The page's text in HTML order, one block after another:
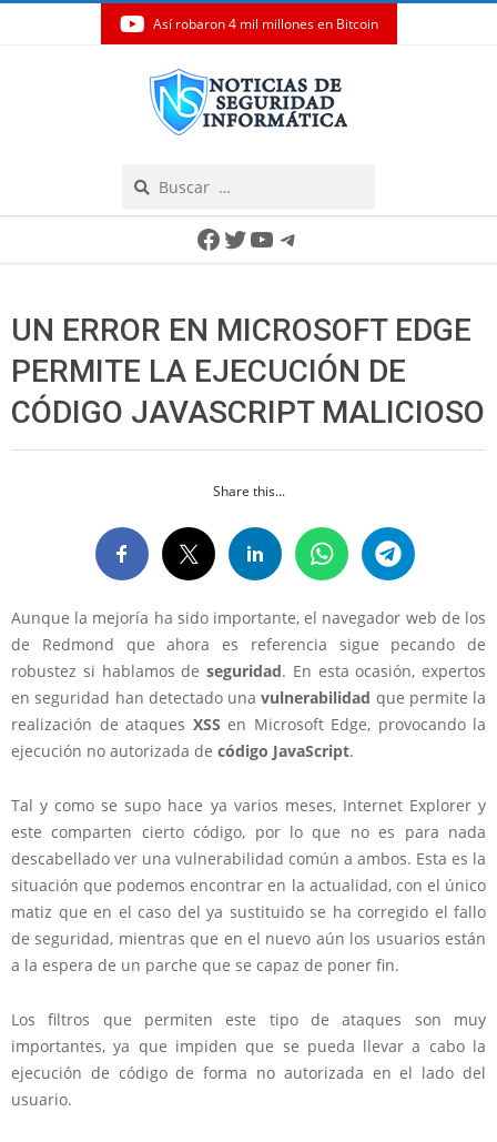
Así robaron 4 mil millones en Bitcoin
Facebook
Twitter
YouTube
Telegram
UN ERROR EN MICROSOFT EDGE
PERMITE LA EJECUCIÓN DE
CÓDIGO JAVASCRIPT MALICIOSO
Share this...
Aunque la mejoría ha sido importante, el navegador web de los
de Redmond que ahora es referencia sigue pecando de
robustez si hablamos de seguridad. En esta ocasión, expertos
en seguridad han detectado unavulnerabilidad que permite la
realización de ataques XSS en Microsoft Edge, provocando la
ejecución no autorizada de código JavaScript.
Tal y como se supo hace ya varios meses, Internet Explorer y
este comparten cierto código, por lo que no es para nada
descabellado ver una vulnerabilidad común a ambos. Esta es la
situación que podemos encontrar en la actualidad, con el único
matiz que en el caso del ya sustituido se ha corregido el fallo
de seguridad, mientras que en el nuevo aún los usuarios están
a la espera de un parche que se capaz de poner fin.
Los filtros que permiten este tipo de ataques son muy
importantes, ya que impiden que se pueda llevar a cabo la
ejecución de código de forma no autorizada en el lado del
usuario.